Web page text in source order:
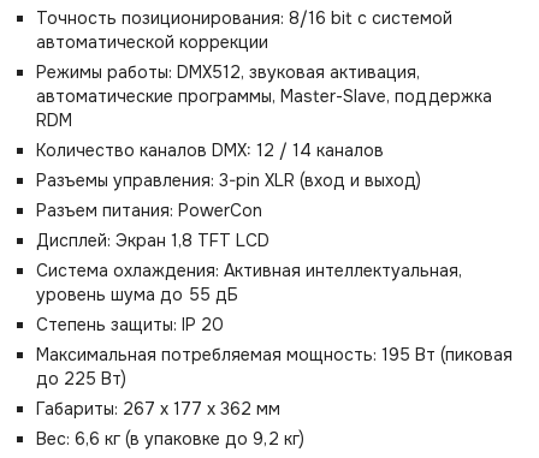
Точность позиционирования: 8/16 bit с системой
автоматической коррекции
Режимы работы: DMX512, звуковая активация,
автоматические программы, Master-Slave, поддержка
RDM
Количество каналов DMX: 12 / 14 каналов
Разъемы управления: 3-pin XLR (вход и выход)
Разъем питания: PowerCon
Дисплей: Экран 1,8 TFT LCD
Система охлаждения: Активная интеллектуальная,
уровень шума до 55 дБ
Степень защиты: IP 20
Максимальная потребляемая мощность: 195 Вт (пиковая
до 225 Вт)
Габариты: 267 x 177 x 362 мм
Вес: 6,6 кг (в упаковке до 9,2 кг)